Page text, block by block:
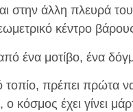
στην άλλη πλευρά
κέντρο
ένα μοτίβο, ένα
πρέπει πρώτα
έχει γίνει